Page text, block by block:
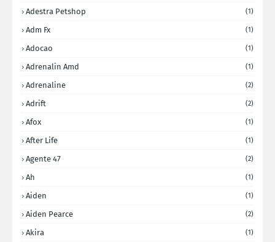
Adestra Petshop (1)
Adm Fx (1)
Adocao (1)
Adrenalin Amd (1)
Adrenaline (2)
Adrift (2)
Afox (1)
After Life (1)
Agente 47 (2)
Ah (1)
Aiden (1)
Aiden Pearce (2)
Akira (1)